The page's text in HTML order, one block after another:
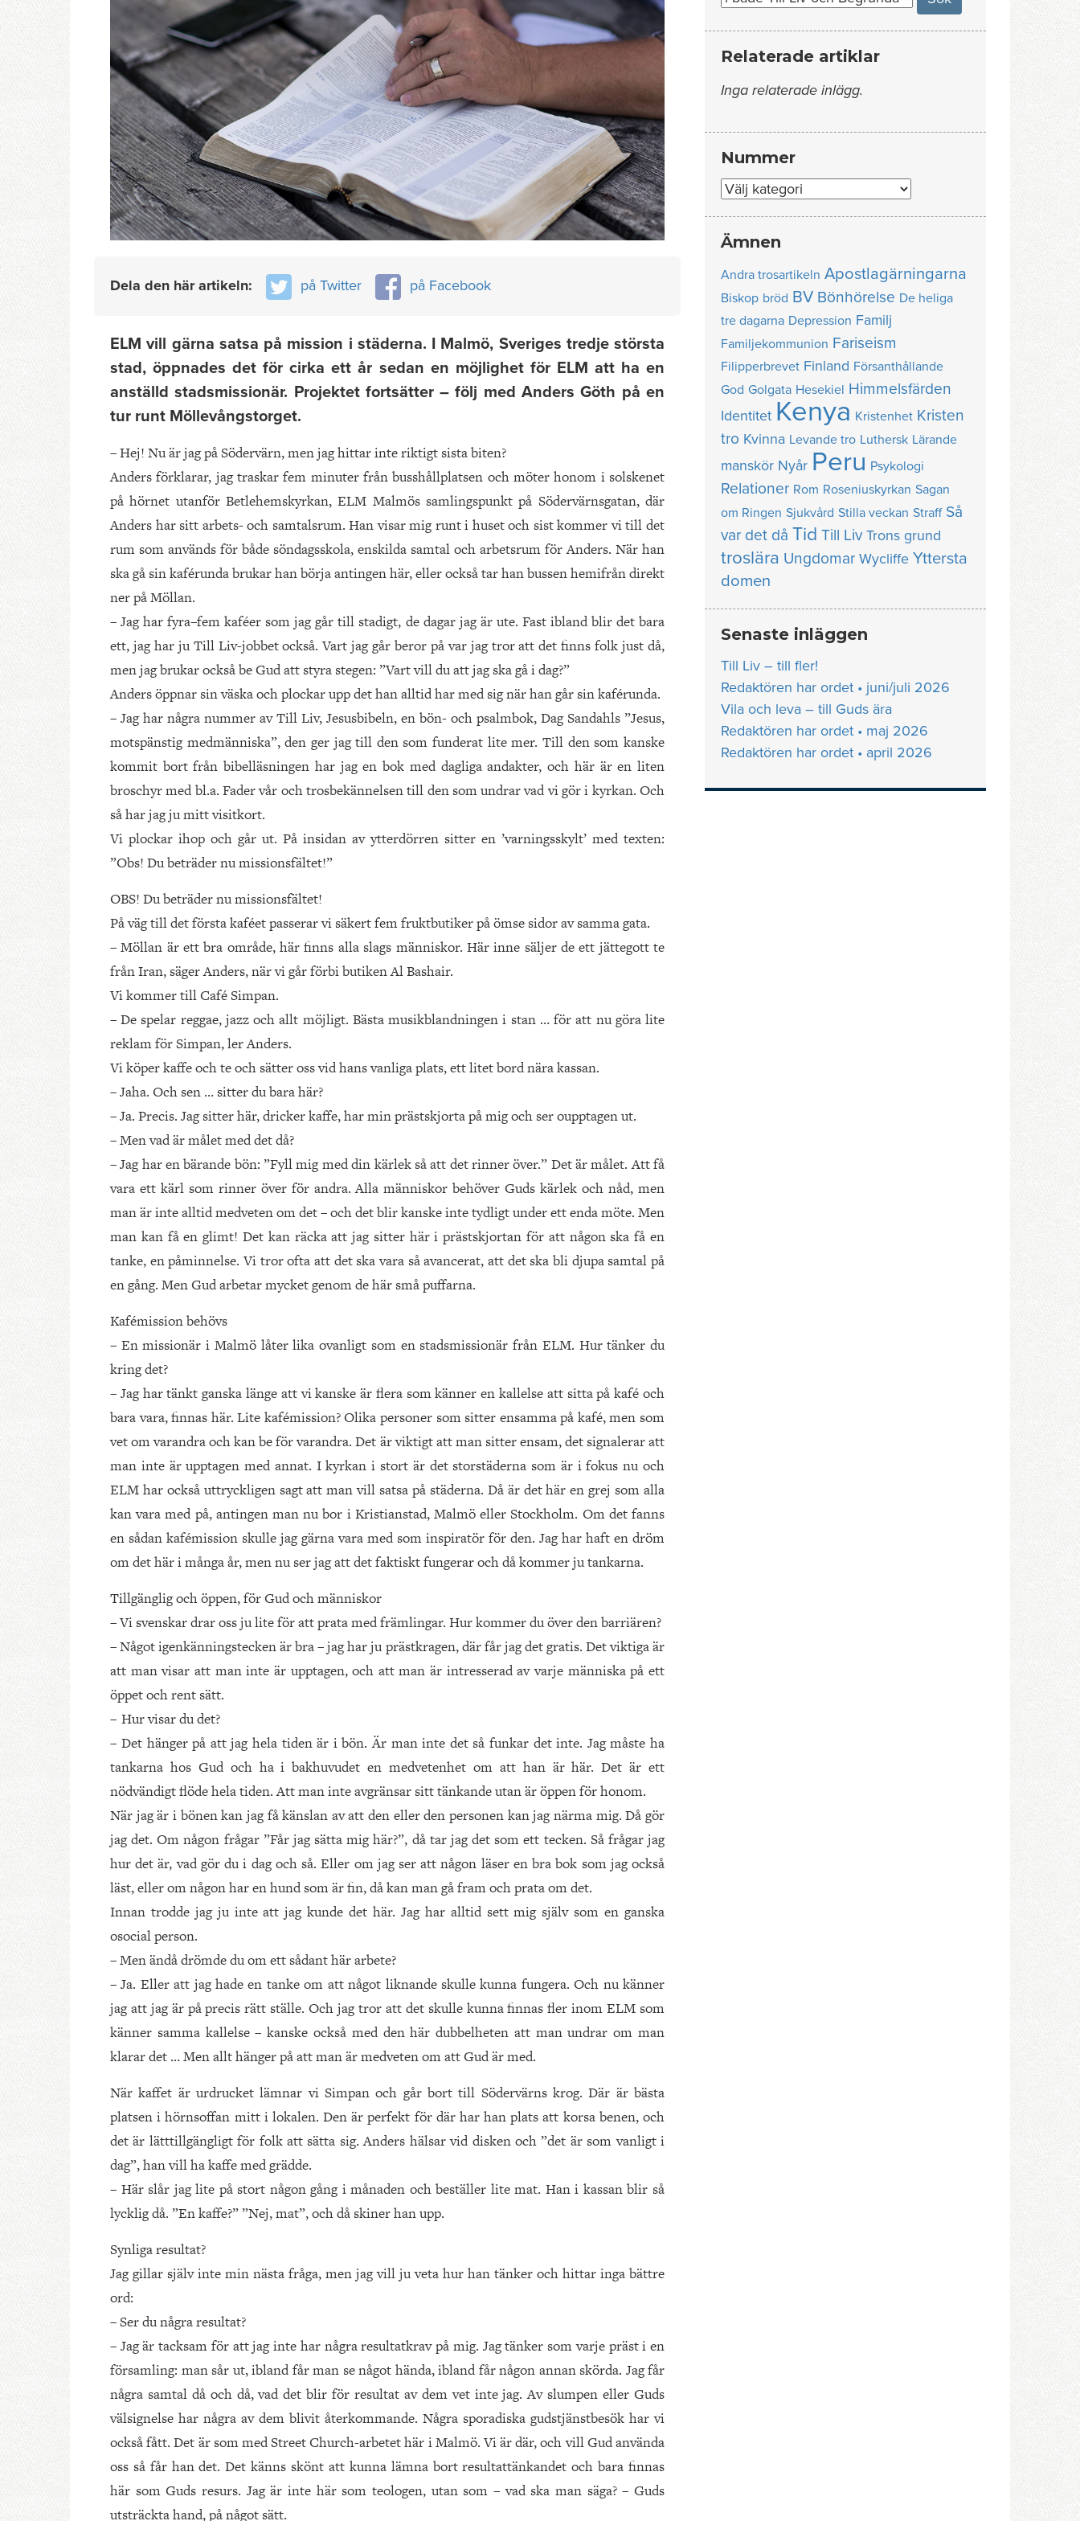
Dela den här artikeln: på Twitter på Facebook
ELM vill gärna satsa på mission i städerna. I Malmö, Sveriges tredje största
stad, öppnades det för cirka ett år sedan en möjlighet för ELM att ha en
anställd stadsmissionär. Projektet fortsätter – följ med Anders Göth på en
tur runt Möllevångstorget.
– Hej! Nu är jag på Södervärn, men jag hittar inte riktigt sista biten?
Anders förklarar, jag traskar fem minuter från busshållplatsen och möter honom i solskenet
på hörnet utanför Betlehemskyrkan, ELM Malmös samlingspunkt på Södervärnsgatan, där
Anders har sitt arbets- och samtalsrum. Han visar mig runt i huset och sist kommer vi till det
rum som används för både söndagsskola, enskilda samtal och arbetsrum för Anders. När han
ska gå sin kaférunda brukar han börja antingen här, eller också tar han bussen hemifrån direkt
ner på Möllan.
– Jag har fyra–fem kaféer som jag går till stadigt, de dagar jag är ute. Fast ibland blir det bara
ett, jag har ju Till Liv-jobbet också. Vart jag går beror på var jag tror att det finns folk just då,
men jag brukar också be Gud att styra stegen: ”Vart vill du att jag ska gå i dag?”
Anders öppnar sin väska och plockar upp det han alltid har med sig när han går sin kaférunda.
– Jag har några nummer av Till Liv, Jesusbibeln, en bön- och psalmbok, Dag Sandahls ”Jesus,
motspänstig medmänniska”, den ger jag till den som funderat lite mer. Till den som kanske
kommit bort från bibel­läsningen har jag en bok med dagliga andakter, och här är en liten
broschyr med bl.a. Fader vår och trosbekännelsen till den som undrar vad vi gör i kyrkan. Och
så har jag ju mitt visitkort.
Vi plockar ihop och går ut. På insidan av ytterdörren sitter en ’varningsskylt’ med texten:
”Obs! Du beträder nu missionsfältet!”
OBS! Du beträder nu missionsfältet!
På väg till det första kaféet passerar vi säkert fem fruktbutiker på ömse sidor av samma gata.
– Möllan är ett bra område, här finns alla slags människor. Här inne säljer de ett jättegott te
från Iran, säger Anders, när vi går förbi butiken Al Bashair.
Vi kommer till Café Simpan.
– De spelar reggae, jazz och allt möjligt. Bästa musikblandningen i stan … för att nu göra lite
reklam för Simpan, ler Anders.
Vi köper kaffe och te och sätter oss vid hans vanliga plats, ett litet bord nära kassan.
– Jaha. Och sen … sitter du bara här?
– Ja. Precis. Jag sitter här, dricker kaffe, har min prästskjorta på mig och ser oupptagen ut.
– Men vad är målet med det då?
– Jag har en bärande bön: ”Fyll mig med din kärlek så att det rinner över.” Det är målet. Att få
vara ett kärl som rinner över för andra. Alla människor behöver Guds kärlek och nåd, men
man är inte alltid medveten om det – och det blir kanske inte tydligt under ett enda möte. Men
man kan få en glimt! Det kan räcka att jag sitter här i prästskjortan för att någon ska få en
tanke, en påminnelse. Vi tror ofta att det ska vara så avancerat, att det ska bli djupa samtal på
en gång. Men Gud arbetar mycket genom de här små puffarna.
Kafémission behövs
– En missionär i Malmö låter lika ovanligt som en stadsmissionär från ELM. Hur tänker du
kring det?
– Jag har tänkt ganska länge att vi kanske är flera som känner en kallelse att sitta på kafé och
bara vara, finnas här. Lite kafémission? Olika personer som sitter ensamma på kafé, men som
vet om varandra och kan be för varandra. Det är viktigt att man sitter ensam, det signalerar att
man inte är upptagen med annat. I kyrkan i stort är det storstäderna som är i fokus nu och
ELM har också uttryckligen sagt att man vill satsa på städerna. Då är det här en grej som alla
kan vara med på, antingen man nu bor i Kristianstad, Malmö eller Stockholm. Om det fanns
en sådan kafémission skulle jag gärna vara med som inspiratör för den. Jag har haft en dröm
om det här i många år, men nu ser jag att det faktiskt fungerar och då kommer ju tankarna.
Tillgänglig och öppen, för Gud och människor
– Vi svenskar drar oss ju lite för att prata med främlingar. Hur kommer du över den barriären?
– Något igenkänningstecken är bra – jag har ju prästkragen, där får jag det gratis. Det viktiga är
att man visar att man inte är upptagen, och att man är intresserad av varje människa på ett
öppet och rent sätt.
– Hur visar du det?
– Det hänger på att jag hela tiden är i bön. Är man inte det så funkar det inte. Jag måste ha
tankarna hos Gud och ha i bakhuvudet en medvetenhet om att han är här. Det är ett
nödvändigt flöde hela tiden. Att man inte avgränsar sitt tänkande utan är öppen för honom.
När jag är i bönen kan jag få känslan av att den eller den personen kan jag närma mig. Då gör
jag det. Om någon frågar ”Får jag sätta mig här?”, då tar jag det som ett tecken. Så frågar jag
hur det är, vad gör du i dag och så. Eller om jag ser att någon läser en bra bok som jag också
läst, eller om någon har en hund som är fin, då kan man gå fram och prata om det.
Innan trodde jag ju inte att jag kunde det här. Jag har alltid sett mig själv som en ganska
osocial person.
– Men ändå drömde du om ett sådant här arbete?
– Ja. Eller att jag hade en tanke om att något liknande skulle kunna fungera. Och nu känner
jag att jag är på precis rätt ställe. Och jag tror att det skulle kunna finnas fler inom ELM som
känner samma kallelse – kanske också med den här dubbelheten att man undrar om man
klarar det … Men allt hänger på att man är medveten om att Gud är med.
När kaffet är urdrucket lämnar vi Simpan och går bort till Södervärns krog. Där är bästa
platsen i hörnsoffan mitt i lokalen. Den är perfekt för där har han plats att korsa benen, och
det är lätt­tillgängligt för folk att sätta sig. Anders hälsar vid disken och ”det är som vanligt i
dag”, han vill ha kaffe med grädde.
– Här slår jag lite på stort någon gång i månaden och beställer lite mat. Han i kassan blir så
lycklig då. ”En kaffe?” ”Nej, mat”, och då skiner han upp.
Synliga resultat?
Jag gillar själv inte min nästa fråga, men jag vill ju veta hur han tänker och hittar inga bättre
ord:
– Ser du några resultat?
– Jag är tacksam för att jag inte har några resultatkrav på mig. Jag tänker som varje präst i en
församling: man sår ut, ibland får man se något hända, ibland får någon annan skörda. Jag får
några samtal då och då, vad det blir för resultat av dem vet inte jag. Av slumpen eller Guds
välsignelse har några av dem blivit återkommande. Några sporadiska gudstjänstbesök har vi
också fått. Det är som med Street Church-arbetet här i Malmö. Vi är där, och vill Gud använda
oss så får han det. Det känns skönt att kunna lämna bort resultattänkandet och bara finnas
här som Guds resurs. Jag är inte här som teologen, utan som – vad ska man säga? – Guds
utsträckta hand, på något sätt.
Relaterade artiklar
Inga relaterade inlägg.
Nummer
Nummer
Ämnen
Andra trosartikeln Apostlagärningarna
Biskop bröd BV Bönhörelse De heliga
tre dagarna Depression Familj
Familjekommunion Fariseism
Filipperbrevet Finland Försanthållande
God Golgata Hesekiel Himmelsfärden
Identitet Kenya Kristenhet Kristen
tro Kvinna Levande tro Luthersk Lärande
manskör Nyår Peru Psykologi
Relationer Rom Roseniuskyrkan Sagan
om Ringen Sjukvård Stilla veckan Straff Så
var det då Tid Till Liv Trons grund
troslära Ungdomar Wycliffe Yttersta
domen
Senaste inläggen
Till Liv – till fler!
Redaktören har ordet • juni/juli 2026
Vila och leva – till Guds ära
Redaktören har ordet • maj 2026
Redaktören har ordet • april 2026